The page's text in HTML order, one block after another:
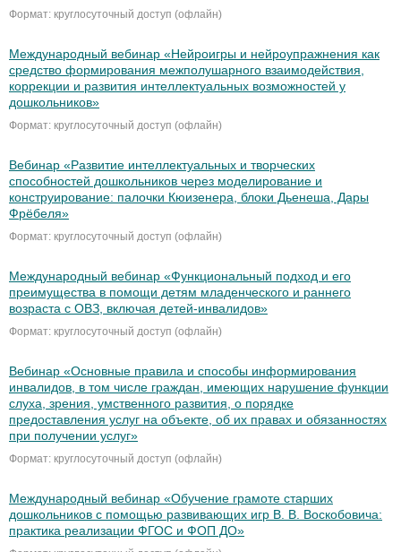
Формат: круглосуточный доступ (офлайн)
Международный вебинар «Нейроигры и нейроупражнения как
средство формирования межполушарного взаимодействия,
коррекции и развития интеллектуальных возможностей у
дошкольников»
Формат: круглосуточный доступ (офлайн)
Вебинар «Развитие интеллектуальных и творческих
способностей дошкольников через моделирование и
конструирование: палочки Кюизенера, блоки Дьенеша, Дары
Фрёбеля»
Формат: круглосуточный доступ (офлайн)
Международный вебинар «Функциональный подход и его
преимущества в помощи детям младенческого и раннего
возраста с ОВЗ, включая детей-инвалидов»
Формат: круглосуточный доступ (офлайн)
Вебинар «Основные правила и способы информирования
инвалидов, в том числе граждан, имеющих нарушение функции
слуха, зрения, умственного развития, о порядке
предоставления услуг на объекте, об их правах и обязанностях
при получении услуг»
Формат: круглосуточный доступ (офлайн)
Международный вебинар «Обучение грамоте старших
дошкольников с помощью развивающих игр В. В. Воскобовича:
практика реализации ФГОС и ФОП ДО»